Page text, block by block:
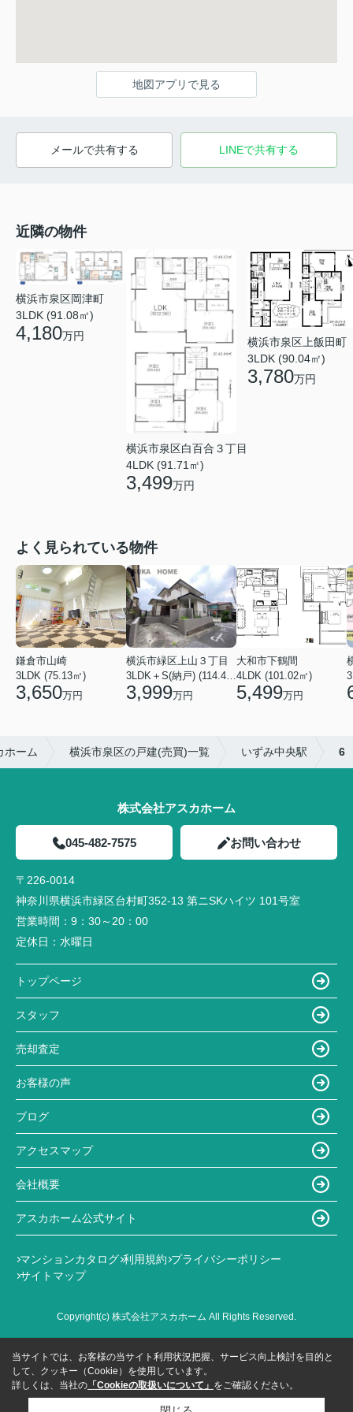
地図アプリで見る
メールで共有する LINEで共有する
近隣の物件
横浜市泉区岡津町
3LDK (91.08㎡)
4,180万円
横浜市泉区白百合３丁目
4LDK (91.71㎡)
3,499万円
横浜市泉区上飯田町
3LDK (90.04㎡)
3,780万円
よく見られている物件
鎌倉市山崎
3LDK (75.13㎡)
3,650万円
横浜市緑区上山３丁目
3LDK＋S(納戸) (114.43㎡)
3,999万円
大和市下鶴間
4LDK (101.02㎡)
5,499万円
ホーム 横浜市泉区の戸建(売買)一覧 いずみ中央駅 6
株式会社アスカホーム
045-482-7575 お問い合わせ
〒226-0014
神奈川県横浜市緑区台村町352-13 第ニSKハイツ 101号室
営業時間： 9：30～20：00
定休日： 水曜日
トップページ
スタッフ
売却査定
お客様の声
ブログ
アクセスマップ
会社概要
アスカホーム公式サイト
マンションカタログ 利用規約 プライバシーポリシー
サイトマップ
Copyright(c) 株式会社アスカホーム All Rights Reserved.
当サイトでは、お客様の当サイト利用状況把握、サービス向上検討を目的と
して、クッキー（Cookie）を使用しています。
詳しくは、当社の 「Cookieの取扱いについて」 をご確認ください。